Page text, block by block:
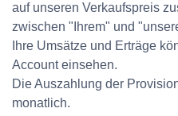
auf unseren Verkaufspreis
zwischen "Ihrem" und
Ihre Umsätze und Erträge
Account einsehen.
Die Auszahlung der
monatlich.